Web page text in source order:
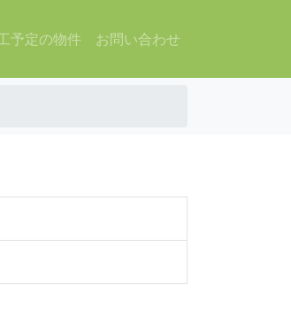
予定の物件 お問い合わせ